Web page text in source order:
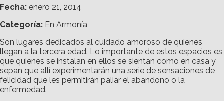
Fecha: enero 21, 2014
Categoría: En Armonía
Son lugares dedicados al cuidado amoroso de quienes
llegan a la tercera edad. Lo importante de estos espacios es
que quienes se instalan en ellos se sientan como en casa y
sepan que allí experimentarán una serie de sensaciones de
felicidad que les permitirán paliar el abandono o la
enfermedad.